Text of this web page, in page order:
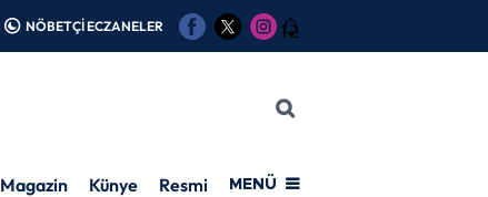
NÖBETÇİ ECZANELER 12
Magazin Künye Resmi İlanMENÜ